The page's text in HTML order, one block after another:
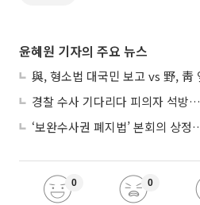
윤혜원 기자의 주요 뉴스
0 0